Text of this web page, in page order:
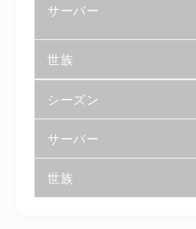
サーバー
世族
シーズン
サーバー
世族